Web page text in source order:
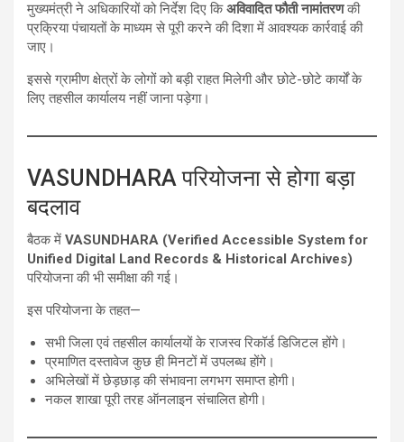
मुख्यमंत्री ने अधिकारियों को निर्देश दिए किअविवादित फौती नामांतरणकी
प्रक्रिया पंचायतों के माध्यम से पूरी करने की दिशा में आवश्यक कार्रवाई की
जाए।
इससे ग्रामीण क्षेत्रों के लोगों को बड़ी राहत मिलेगी और छोटे-छोटे कार्यों के
लिए तहसील कार्यालय नहीं जाना पड़ेगा।
VASUNDHARA परियोजना से होगा बड़ा
बदलाव
बैठक में VASUNDHARA (Verified Accessible System for
Unified Digital Land Records & Historical Archives)
परियोजना की भी समीक्षा की गई।
इस परियोजना के तहत—
सभी जिला एवं तहसील कार्यालयों के राजस्व रिकॉर्ड डिजिटल होंगे।
प्रमाणित दस्तावेज कुछ ही मिनटों में उपलब्ध होंगे।
अभिलेखों में छेड़छाड़ की संभावना लगभग समाप्त होगी।
नकल शाखा पूरी तरह ऑनलाइन संचालित होगी।